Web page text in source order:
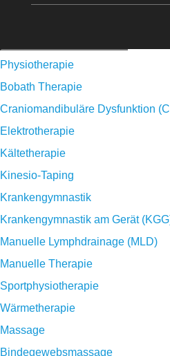
Physiotherapie
Bobath Therapie
Craniomandibuläre Dysfunktion
Elektrotherapie
Kältetherapie
Kinesio-Taping
Krankengymnastik
Krankengymnastik am Gerät
Manuelle Lymphdrainage (MLD)
Manuelle Therapie
Sportphysiotherapie
Wärmetherapie
Massage
Bindegewebsmassage